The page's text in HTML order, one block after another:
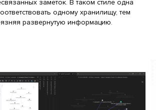
заметок. В таком стиле одна
одному хранилищу, тем
развернутую информацию.